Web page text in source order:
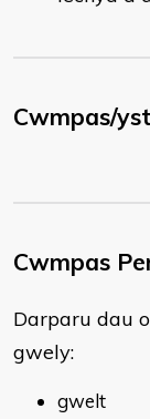
Cwmpas/
Cwmpas
Darparu dau
gwely:
gwelt